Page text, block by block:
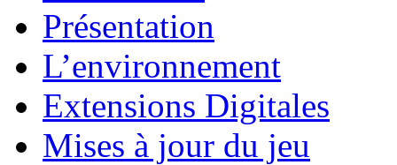
Présentation
L’environnement
Extensions Digitales
Mises à jour du jeu